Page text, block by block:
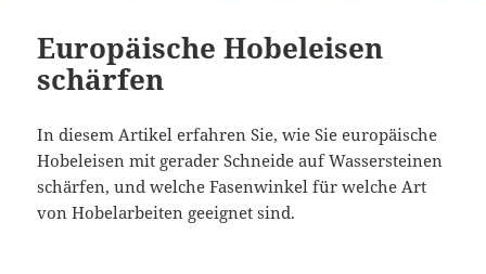
Europäische Hobeleisen
schärfen
In diesem Artikel erfahren Sie, wie Sie europäische
Hobeleisen mit gerader Schneide auf Wassersteinen
schärfen, und welche Fasenwinkel für welche Art
von Hobelarbeiten geeignet sind.